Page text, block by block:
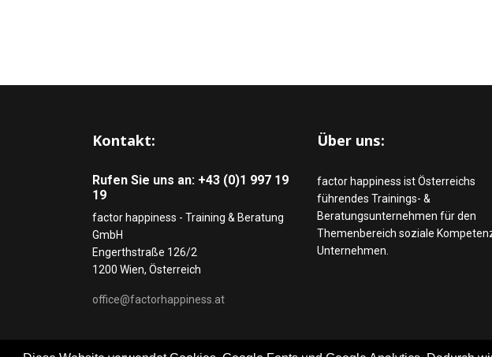
Kontakt:
Rufen Sie uns an: +43 (0)1 997 19
19
factor happiness - Training & Beratung
GmbH
Engerthstraße 126/2
1200 Wien, Österreich
office@factorhappiness.at
Über uns:
factor happiness ist Österreichs
führendes Trainings- &
Beratungsunternehmen für den
Themenbereich soziale
Unternehmen.